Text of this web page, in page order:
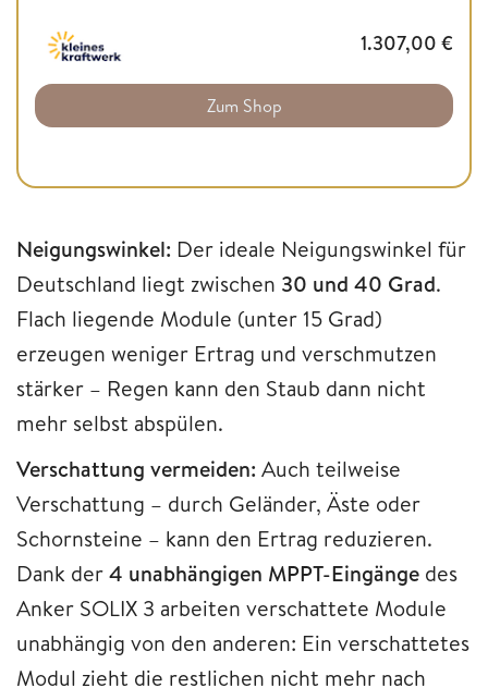
1.307,00 €
Zum Shop
Neigungswinkel: Der ideale Neigungswinkel für
Deutschland liegt zwischen 30 und 40 Grad.
Flach liegende Module (unter 15 Grad)
erzeugen weniger Ertrag und verschmutzen
stärker – Regen kann den Staub dann nicht
mehr selbst abspülen.
Verschattung vermeiden: Auch teilweise
Verschattung – durch Geländer, Äste oder
Schornsteine – kann den Ertrag reduzieren.
Dank der4 unabhängigen MPPT-Eingänge des
Anker SOLIX 3 arbeiten verschattete Module
unabhängig von den anderen: Ein verschattetes
Modul zieht die restlichen nicht mehr nach